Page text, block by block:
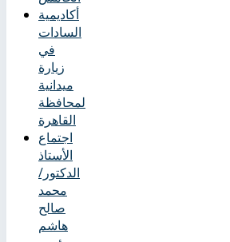
أكاديمية
السادات
في
زيارة
ميدانية
لمحافظة
القاهرة
اجتماع
الأستاذ
الدكتور/
محمد
صالح
هاشم